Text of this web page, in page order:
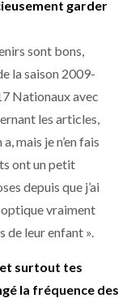
garder
sont bons,
la saison 2009-
Nationaux avec
les articles,
mais je n’en fais
ont un petit
depuis que j’ai
optique vraiment
de leur enfant ».
surtout tes
la fréquence des